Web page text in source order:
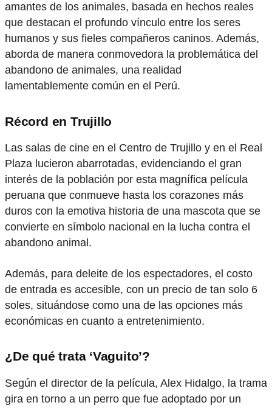
amantes de los animales, basada en hechos reales
que destacan el profundo vínculo entre los seres
humanos y sus fieles compañeros caninos. Además,
aborda de manera conmovedora la problemática del
abandono de animales, una realidad
lamentablemente común en el Perú.
Récord en Trujillo
Las salas de cine en el Centro de Trujillo y en el Real
Plaza lucieron abarrotadas, evidenciando el gran
interés de la población por esta magnífica película
peruana que conmueve hasta los corazones más
duros con la emotiva historia de una mascota que se
convierte en símbolo nacional en la lucha contra el
abandono animal.
Además, para deleite de los espectadores, el costo
de entrada es accesible, con un precio de tan solo 6
soles, situándose como una de las opciones más
económicas en cuanto a entretenimiento.
¿De qué trata ‘Vaguito’?
Según el director de la película, Alex Hidalgo, la trama
gira en torno a un perro que fue adoptado por un